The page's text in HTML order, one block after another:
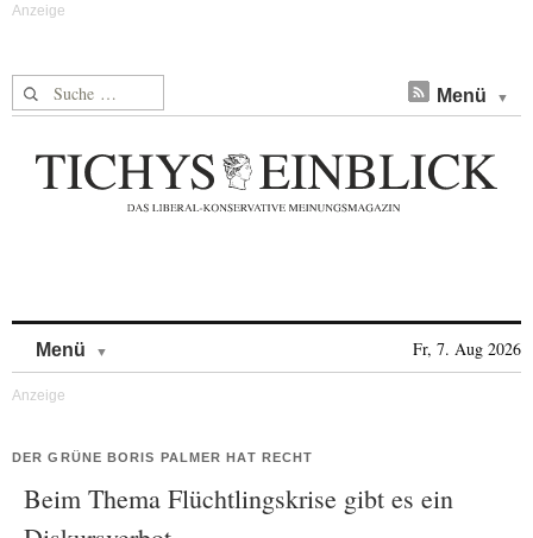
Suche nach: Menü
Menü Fr, 7. Aug 2026
DER GRÜNE BORIS PALMER HAT RECHT
Beim Thema Flüchtlingskrise gibt es ein